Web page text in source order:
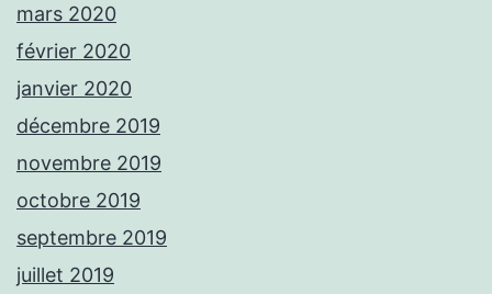
mars 2020
février 2020
janvier 2020
décembre 2019
novembre 2019
octobre 2019
septembre 2019
juillet 2019